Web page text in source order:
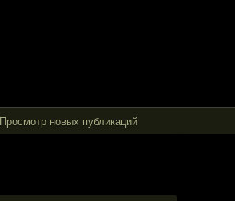
Просмотр новых публикаций